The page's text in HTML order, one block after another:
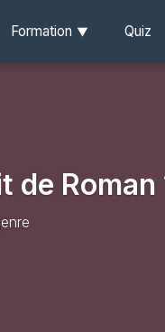
Formation Quiz
de Roman